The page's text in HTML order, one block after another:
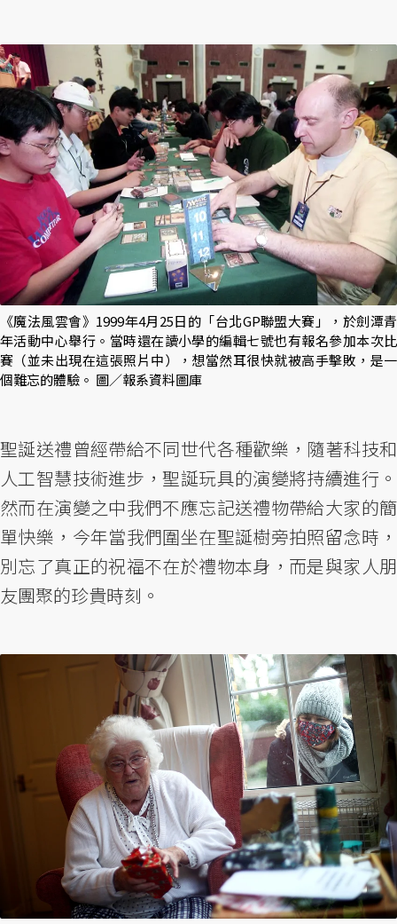
《魔法風雲會》1999年4月25日的「台北GP聯盟大賽」，於劍潭青
年活動中心舉行。當時還在讀小學的編輯七號也有報名參加本次比
賽（並未出現在這張照片中），想當然耳很快就被高手擊敗，是一
個難忘的體驗。 圖／報系資料圖庫
聖誕送禮曾經帶給不同世代各種歡樂，隨著科技和
人工智慧技術進步，聖誕玩具的演變將持續進行。
然而在演變之中我們不應忘記送禮物帶給大家的簡
單快樂，今年當我們圍坐在聖誕樹旁拍照留念時，
別忘了真正的祝福不在於禮物本身，而是與家人朋
友團聚的珍貴時刻。